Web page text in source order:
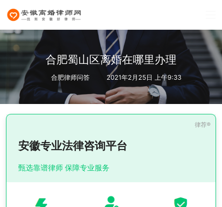
合肥蜀山区离婚在哪里办理
合肥律师问答 2021年2月25日 上午9:33
安徽专业法律咨询平台
甄选靠谱律师 保障专业服务